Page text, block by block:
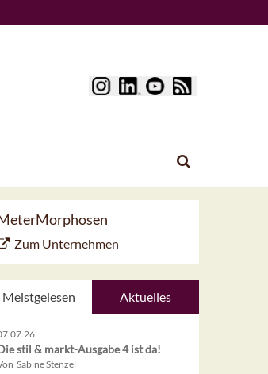
Zum Unternehmen
Meistgelesen Aktuelles
stil & markt-Ausgabe 4 ist da!
Sabine Stenzel